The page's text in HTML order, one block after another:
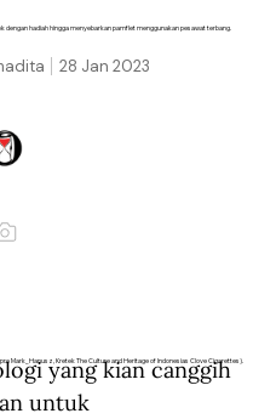
hadiah hingga menyebarkan pamflet menggunakan pesawat terbang.
28 Jan 2023
Mark_Hanusz, Kretek The Culture and Heritage of Indonesias Clove Cigarettes).
yang kian canggih
untuk